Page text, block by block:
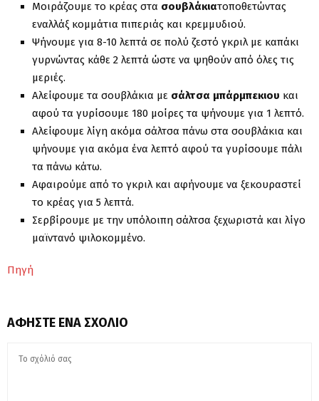
Μοιράζουμε το κρέας στα σουβλάκιατοποθετώντας
εναλλάξ κομμάτια πιπεριάς και κρεμμυδιού.
Ψήνουμε για 8-10 λεπτά σε πολύ ζεστό γκριλ με καπάκι
γυρνώντας κάθε 2 λεπτά ώστε να ψηθούν από όλες τις
μεριές.
Αλείφουμε τα σουβλάκια με σάλτσα μπάρμπεκιου και
αφού τα γυρίσουμε 180 μοίρες τα ψήνουμε για 1 λεπτό.
Αλείφουμε λίγη ακόμα σάλτσα πάνω στα σουβλάκια και
ψήνουμε για ακόμα ένα λεπτό αφού τα γυρίσουμε πάλι
τα πάνω κάτω.
Αφαιρούμε από το γκριλ και αφήνουμε να ξεκουραστεί
το κρέας για 5 λεπτά.
Σερβίρουμε με την υπόλοιπη σάλτσα ξεχωριστά και λίγο
μαϊντανό ψιλοκομμένο.
Πηγή
ΑΦΉΣΤΕ ΈΝΑ ΣΧΌΛΙΟ